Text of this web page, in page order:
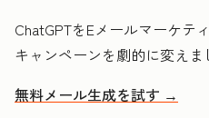
ChatGPTをEメールマーケテ
キャンペーンを劇的に変えま
無料メール生成を試す →